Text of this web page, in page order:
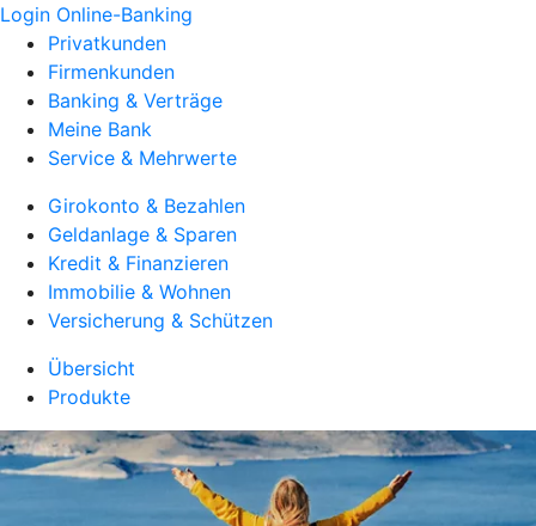
Login Online-Banking
Privatkunden
Firmenkunden
Banking & Verträge
Meine Bank
Service & Mehrwerte
Girokonto & Bezahlen
Geldanlage & Sparen
Kredit & Finanzieren
Immobilie & Wohnen
Versicherung & Schützen
Übersicht
Produkte